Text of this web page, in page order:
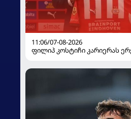
11:06/07-08-2026
ფილიპ კოსტიჩი კარიერას